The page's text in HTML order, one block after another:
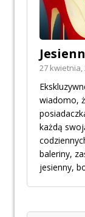
27 kwietnia,
wiadomo,
każdą
baleriny,
jesienny,